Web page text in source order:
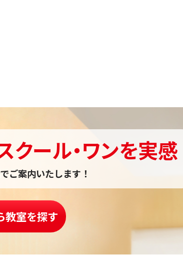
クール・ワンを実感
ご案内いたします！
教室を探す